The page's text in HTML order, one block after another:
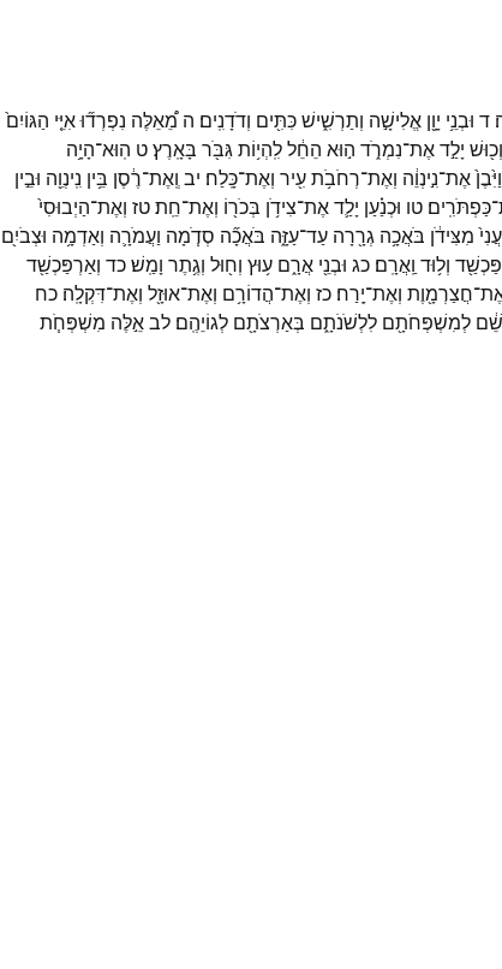
ד וּבְנֵ֥י יָוָ֖ן אֱלִישָׁ֣ה וְתַרְשִׁ֑ישׁכִּתִּ֖ים וְדֹדָנִֽים׃ ה מֵ֠אֵלֶּה נִפְרְד֞וּאִיֵּ֤י הַגּוֹיִם֙
וְכ֖וּשׁ יָלַ֣דאֶת־נִמְרֹ֑ד ה֣וּא הֵחֵ֔ללִֽהְי֥וֹתגִּבֹּ֖ר בָּאָֽרֶץ׃ט הֽוּא־הָיָ֥ה
וַיִּ֙בֶן֙אֶת־נִ֣ינְוֵ֔ה וְאֶת־רְחֹבֹ֥תעִ֖יר וְאֶת־כָּֽלַח׃ יב וְֽאֶת־רֶ֔סֶן בֵּ֥ין נִֽינְוֵ֖ה וּבֵ֣ין
כַּפְתֹּרִֽים׃ טו וּכְנַ֗עַן יָלַ֛דאֶת־צִידֹ֥ן בְּכֹר֖וֹ וְאֶת־חֵֽת׃טז וְאֶת־הַיְבוּסִי֙
מִצִּידֹ֔ן בֹּאֲכָ֥ה גְרָ֖רָה עַד־עַזָּ֑ה בֹּאֲכָ֞ה סְדֹ֧מָה וַעֲמֹרָ֛ה וְאַדְמָ֥ה וּצְבֹיִ֖ם
וְל֥וּד וַֽאֲרָֽם׃ כג וּבְנֵ֖י אֲרָ֑ם ע֥וּץ וְח֖וּל וְגֶ֥תֶר וָמַֽשׁ׃כד וְאַרְפַּכְשַׁ֖ד
חֲצַרְמָ֖וֶת וְאֶת־יָֽרַח׃ כז וְאֶת־הֲדוֹרָ֥ם וְאֶת־אוּזָ֖ל וְאֶת־דִּקְלָֽה׃ כח
שֵׁ֔ם לְמִשְׁפְּחֹתָ֖ם לִלְשֹׁנֹתָ֑ם בְּאַרְצֹתָ֖ם לְגוֹיֵהֶֽם׃ לבאֵ֣לֶּה מִשְׁפְּחֹ֧ת